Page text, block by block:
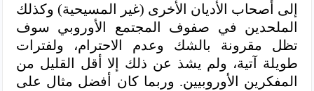
إلى أصحاب الأديان الأخرى (غير المسيحية) وكذلك
الملحدين في صفوف المجتمع الأوروبي سوف
تظل مقرونة بالشك وعدم الاحترام، ولفترات
طويلة آتية، ولم يشذ عن ذلك إلا أقل القليل من
المفكرين الأوروبيين. وربما كان أفضل مثال على